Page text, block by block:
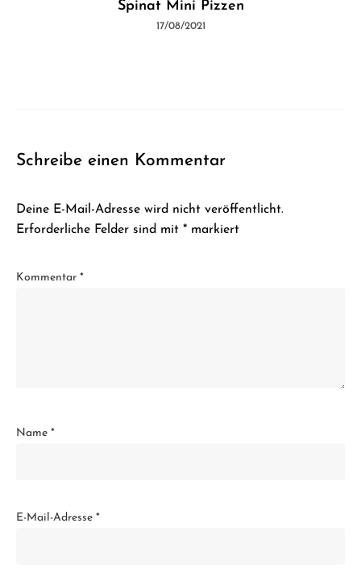
Spinat Mini Pizzen
17/08/2021
Schreibe einen Kommentar
Deine E-Mail-Adresse wird nicht veröffentlicht.
Erforderliche Felder sind mit * markiert
Kommentar *
Name *
E-Mail-Adresse *